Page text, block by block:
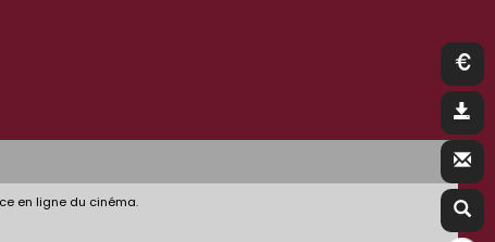
en ligne du cinéma.